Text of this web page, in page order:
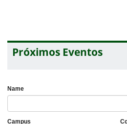
Próximos Eventos
Name
Campus